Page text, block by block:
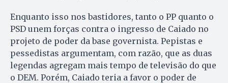
Enquanto isso nos bastidores, tanto o PP quanto o
PSD unem forças contra o ingresso de Caiado no
projeto de poder da base governista. Pepistas e
pessedistas argumentam, com razão, que as duas
legendas agregam mais tempo de televisão do que
o DEM. Porém, Caiado teria a favor o poder de